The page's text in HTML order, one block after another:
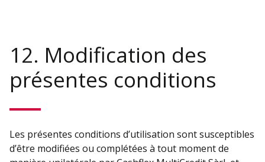
12. Modification des
présentes conditions
Les présentes conditions d’utilisation sont susceptibles
d’être modifiées ou complétées à tout moment de